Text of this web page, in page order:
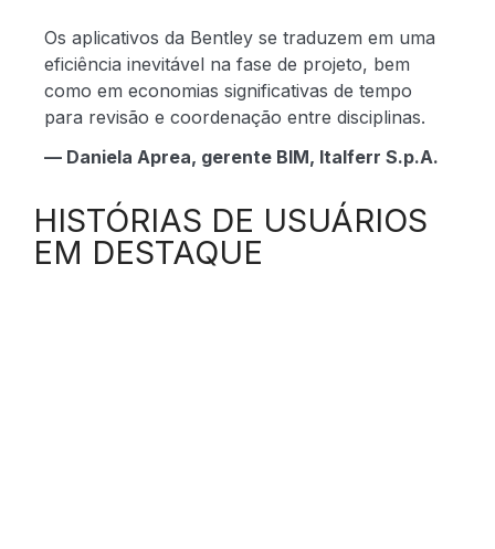
Os aplicativos da Bentley se traduzem em uma
eficiência inevitável na fase de projeto, bem
como em economias significativas de tempo
para revisão e coordenação entre disciplinas.
— Daniela Aprea, gerente BIM, Italferr S.p.A.
HISTÓRIAS DE USUÁRIOS
EM DESTAQUE